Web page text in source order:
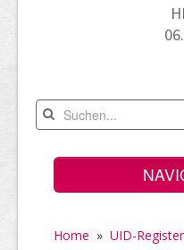
Home » UID-Register